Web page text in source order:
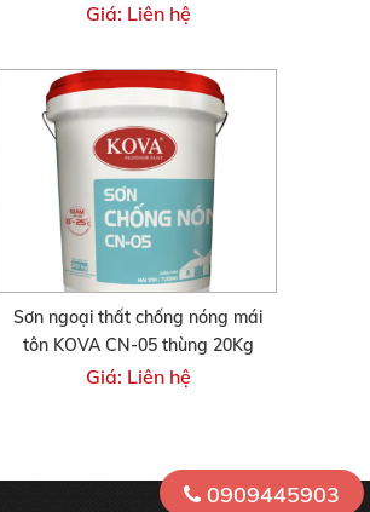
Giá: Liên hệ
Sơn ngoại thất chống nóng mái
tôn KOVA CN-05 thùng 20Kg
Giá: Liên hệ
0909445903